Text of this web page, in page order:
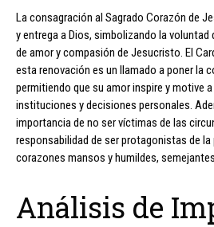
La consagración al Sagrado Corazón de
y entrega a Dios, simbolizando la voluntad
de amor y compasión de Jesucristo. El
esta renovación es un llamado a poner la
permitiendo que su amor inspire y motive
instituciones y decisiones personales.
importancia de no ser víctimas de las
responsabilidad de ser protagonistas de
corazones mansos y humildes,
Análisis de